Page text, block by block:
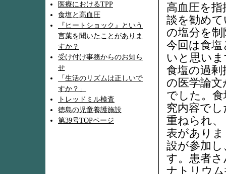
医療におけるTPP
食塩と高血圧
『ヒートショック』という
言葉を聞いたことがありま
すか？
受け付け事務からのお知ら
せ
「生活のリズムは正しいで
すか？」
トレッドミル検査
徳島の児童養護施設
第39号TOPページ
高血圧を
談を勧め
の塩分を
今回は食
いと思い
食塩の過
の医学論
でした。
究内容で
重ねられ、
表があり
設が参加
す。患者
ナトリウ